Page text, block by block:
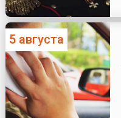
5 августа